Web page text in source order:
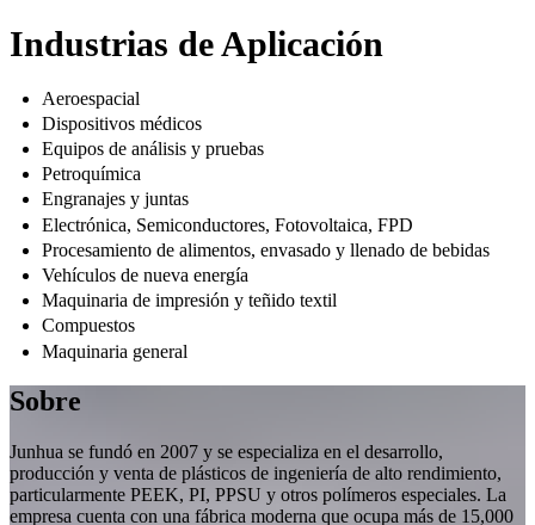
Industrias de Aplicación
Aeroespacial
Dispositivos médicos
Equipos de análisis y pruebas
Petroquímica
Engranajes y juntas
Electrónica, Semiconductores, Fotovoltaica, FPD
Procesamiento de alimentos, envasado y llenado de bebidas
Vehículos de nueva energía
Maquinaria de impresión y teñido textil
Compuestos
Maquinaria general
Sobre
Junhua se fundó en 2007 y se especializa en el desarrollo,
producción y venta de plásticos de ingeniería de alto rendimiento,
particularmente PEEK, PI, PPSU y otros polímeros especiales. La
empresa cuenta con una fábrica moderna que ocupa más de 15,000